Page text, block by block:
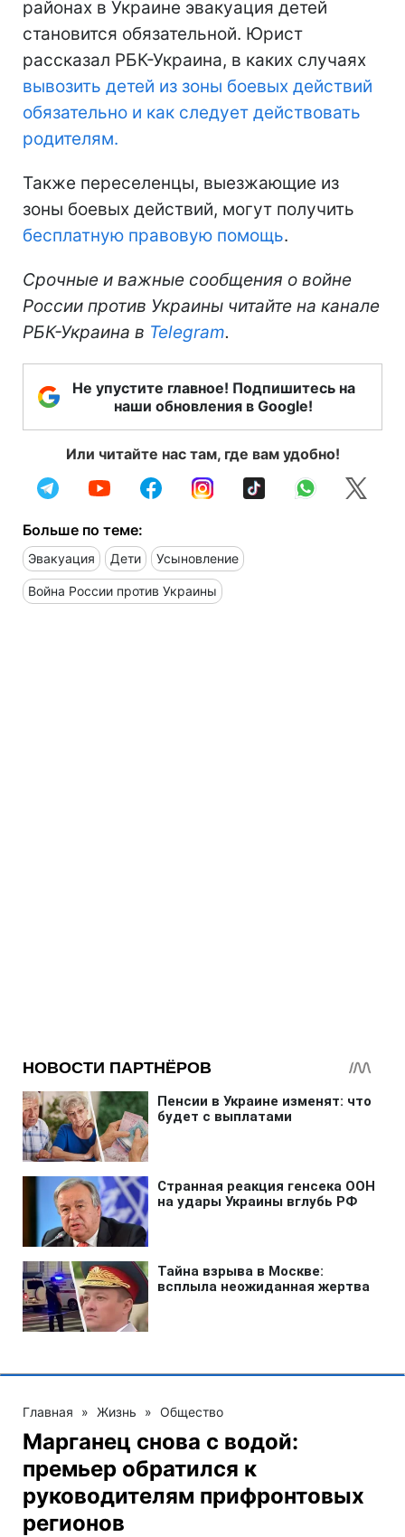
районах в Украине эвакуация детей
становится обязательной. Юрист
рассказал РБК-Украина, в каких случаях
вывозить детей из зоны боевых действий
обязательно и как следует действовать
родителям.
Также переселенцы, выезжающие из
зоны боевых действий, могут получить
бесплатную правовую помощь.
Срочные и важные сообщения о войне
России против Украины читайте на канале
РБК-Украина в Telegram.
Не упустите главное! Подпишитесь на
наши обновления в Google!
Или читайте нас там, где вам удобно!
Больше по теме:
Эвакуация Дети Усыновление
Война России против Украины
Главная » Жизнь » Общество
Марганец снова с водой:
премьер обратился к
руководителям прифронтовых
регионов